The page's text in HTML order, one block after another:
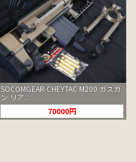
SOCOMGEAR CHEYTAC M200 ガスガ
ン リア...
70000円